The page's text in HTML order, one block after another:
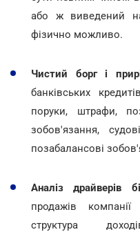
або ж виведений
фізично можливо.
Чистий борг і
банківських
поруки, штрафи,
зобов'язання,
позабалансові
Аналіз драйверів
продажів
структура